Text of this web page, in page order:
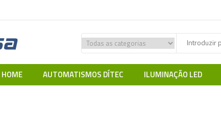
HOME AUTOMATISMOS DÍTEC ILUMINAÇÃO LED